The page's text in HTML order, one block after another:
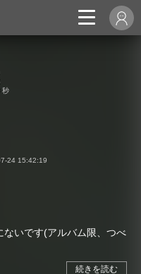
秒
24 15:42:19
いです(アルバム限、つべ
続きを読む